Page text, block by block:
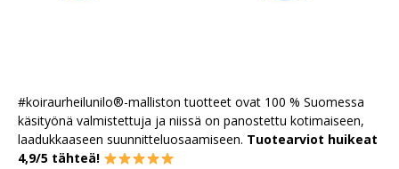
#koiraurheilunilo®-malliston tuotteet ovat 100 % Suomessa
käsityönä valmistettuja ja niissä on panostettu kotimaiseen,
laadukkaaseen suunnitteluosaamiseen. Tuotearviot huikeat
4,9/5 tähteä!